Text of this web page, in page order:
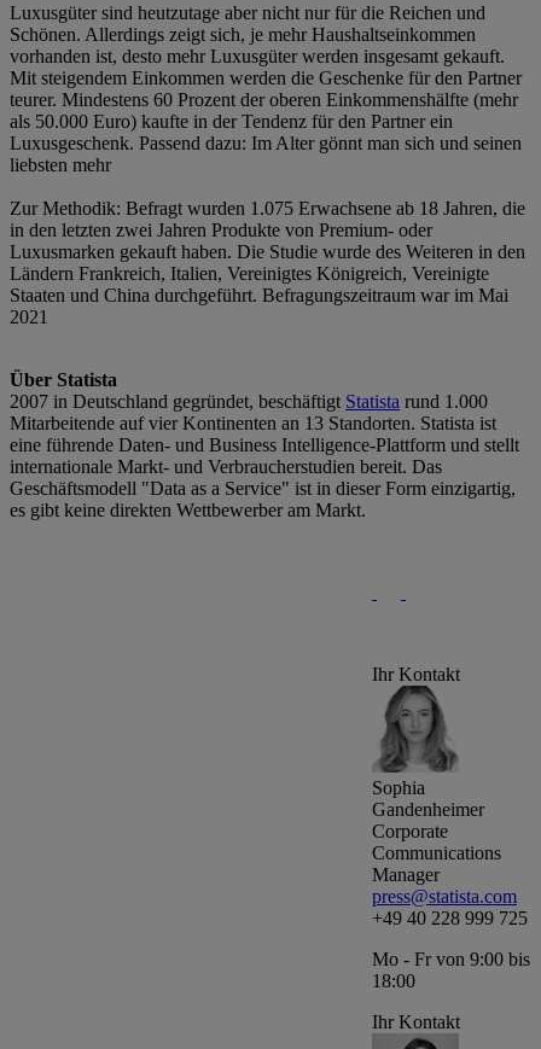
Luxusgüter sind heutzutage aber nicht nur für die Reichen und
Schönen. Allerdings zeigt sich, je mehr Haushaltseinkommen
vorhanden ist, desto mehr Luxusgüter werden insgesamt gekauft.
Mit steigendem Einkommen werden die Geschenke für den Partner
teurer. Mindestens 60 Prozent der oberen Einkommenshälfte (mehr
als 50.000 Euro) kaufte in der Tendenz für den Partner ein
Luxusgeschenk. Passend dazu: Im Alter gönnt man sich und seinen
liebsten mehr
Zur Methodik: Befragt wurden 1.075 Erwachsene ab 18 Jahren, die
in den letzten zwei Jahren Produkte von Premium- oder
Luxusmarken gekauft haben. Die Studie wurde des Weiteren in den
Ländern Frankreich, Italien, Vereinigtes Königreich, Vereinigte
Staaten und China durchgeführt. Befragungszeitraum war im Mai
2021
Über Statista
2007 in Deutschland gegründet, beschäftigt Statista rund 1.000
Mitarbeitende auf vier Kontinenten an 13 Standorten. Statista ist
eine führende Daten- und Business Intelligence-Plattform und stellt
internationale Markt- und Verbraucherstudien bereit. Das
Geschäftsmodell "Data as a Service" ist in dieser Form einzigartig,
es gibt keine direkten Wettbewerber am Markt.
Ihr Kontakt
Sophia
Gandenheimer
Corporate
Communications
Manager
press@statista.com
+49 40 228 999 725
Mo - Fr von 9:00 bis
18:00
Ihr Kontakt